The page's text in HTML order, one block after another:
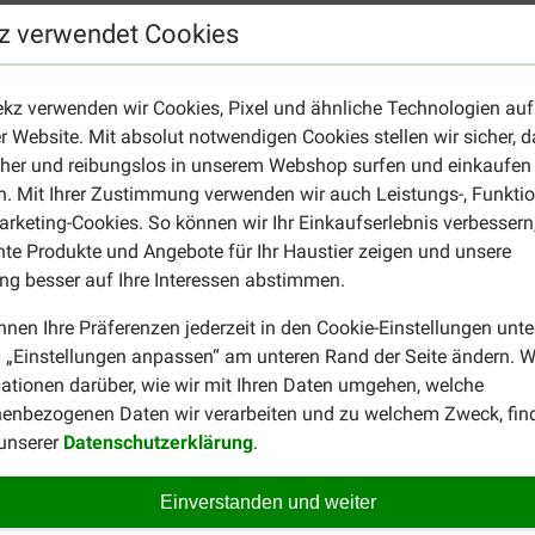
verwendet Cookies
verwenden wir Cookies, Pixel und ähnliche Technologien auf
Website. Mit absolut notwendigen Cookies stellen wir sicher,
und reibungslos in unserem Webshop surfen und einkaufen
Mit Ihrer Zustimmung verwenden wir auch Leistungs-,
Cookies. So können wir Ihr Einkaufserlebnis
Produkte und Angebote für Ihr Haustier zeigen und unsere
besser auf Ihre Interessen abstimmen.
Ihre Präferenzen jederzeit in den Cookie-Einstellungen
„Einstellungen anpassen“ am unteren Rand der Seite ändern.
darüber, wie wir mit Ihren Daten umgehen, welche
Daten wir verarbeiten und zu welchem Zweck,
Datenschutzerklärung.
Einverstanden und weiter
of dit artikel überhaupt
Inmiddels eten de
vermaal heb ik dat
Goed product,noodzakelijk
Translate to English
Raymond Mues
Perfect !!
Translate to English
Petra
17-08-2017